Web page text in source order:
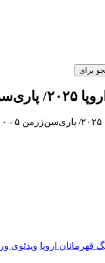
برای
اینتر
قهرمانان اروپا ویدئوی